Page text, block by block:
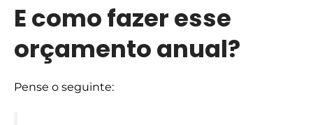
E como fazer esse
orçamento anual?
Pense o seguinte: